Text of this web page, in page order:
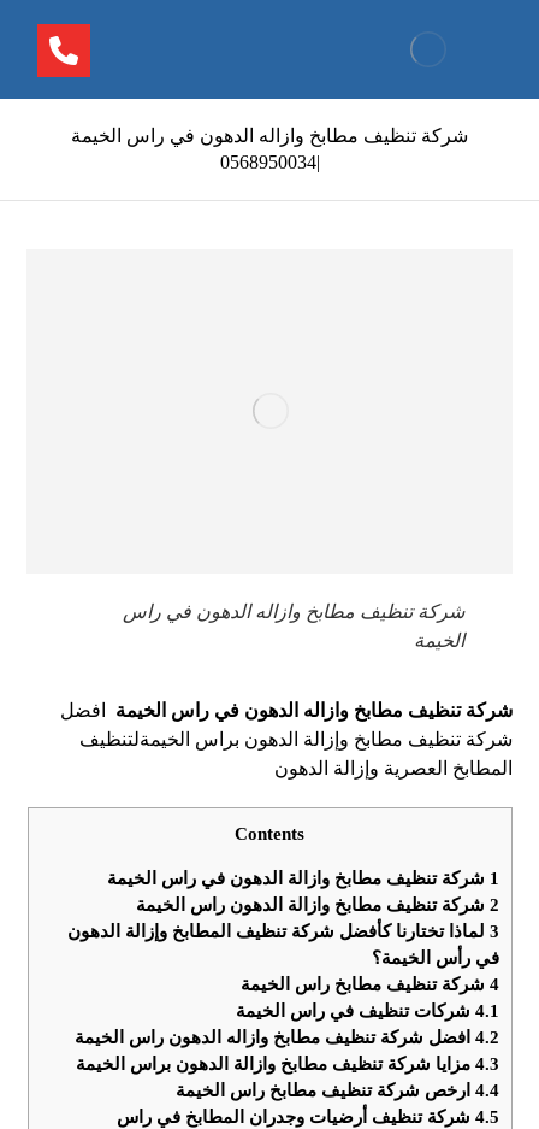
شركة تنظيف مطابخ وازاله الدهون في راس الخيمة
|0568950034
شركة تنظيف مطابخ وازاله الدهون في راس
الخيمة
شركة تنظيف مطابخ وازاله الدهون في راس الخيمة افضل
شركة تنظيف مطابخ وإزالة الدهون براس الخيمةلتنظيف
المطابخ العصرية وإزالة الدهون
Contents
1 شركة تنظيف مطابخ وازالة الدهون في راس الخيمة
2 شركة تنظيف مطابخ وازالة الدهون راس الخيمة
3 لماذا تختارنا كأفضل شركة تنظيف المطابخ وإزالة الدهون
في رأس الخيمة؟
4 شركة تنظيف مطابخ راس الخيمة
4.1 شركات تنظيف في راس الخيمة
4.2 افضل شركة تنظيف مطابخ وازاله الدهون راس الخيمة
4.3 مزايا شركة تنظيف مطابخ وازالة الدهون براس الخيمة
4.4 ارخص شركة تنظيف مطابخ راس الخيمة
4.5 شركة تنظيف أرضيات وجدران المطابخ في راس